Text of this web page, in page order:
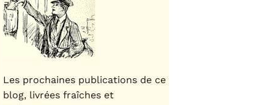
Les prochaines publications de ce
blog, livrées fraîches et